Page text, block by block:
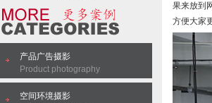
果来放到
方便大家
产品广告摄影
Product photography
空间环境摄影